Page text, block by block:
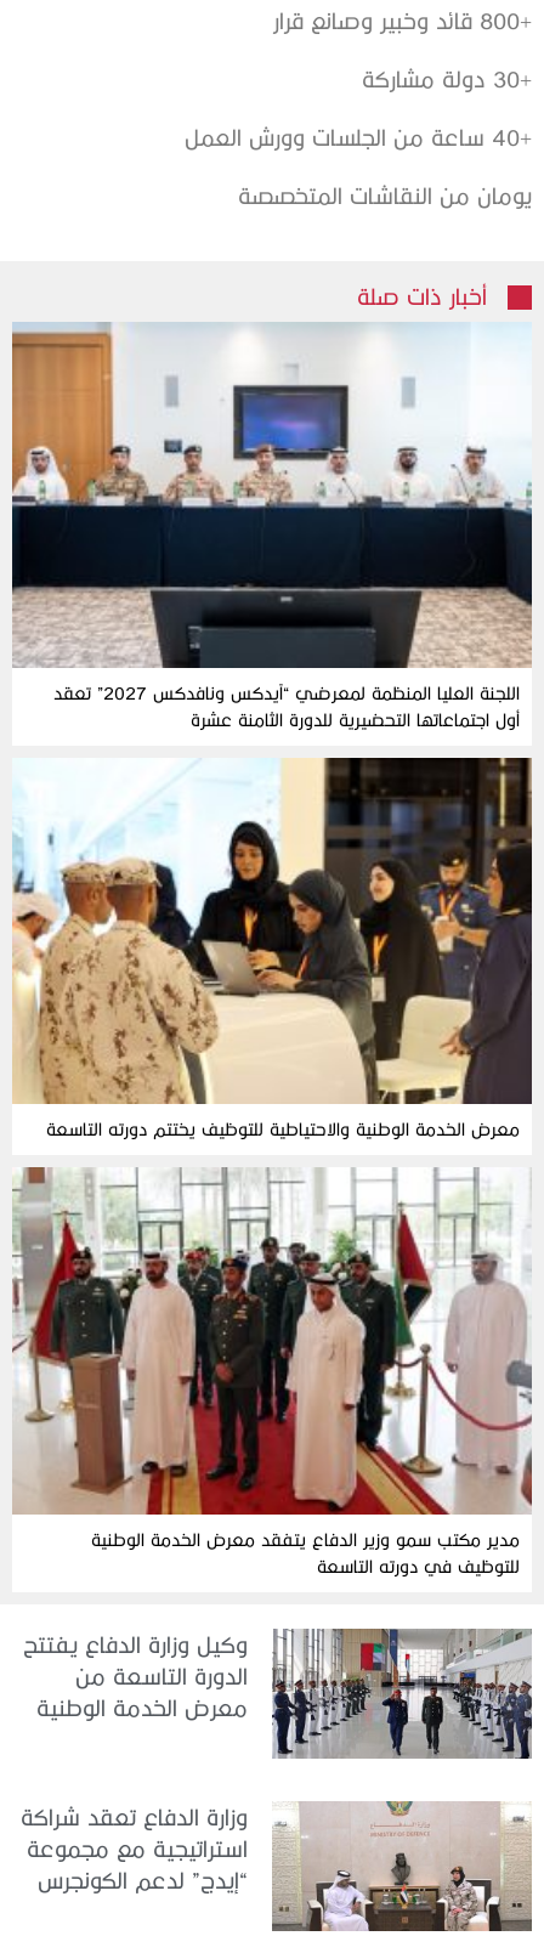
+800 قائد وخبير وصانع قرار
+30 دولة مشاركة
+40 ساعة من الجلسات وورش العمل
يومان من النقاشات المتخصصة
أخبار ذات صلة
اللجنة العليا المنظمة لمعرضي “آيدكس ونافدكس 2027” تعقد
أول اجتماعاتها التحضيرية للدورة الثامنة عشرة
معرض الخدمة الوطنية والاحتياطية للتوظيف يختتم دورته التاسعة
مدير مكتب سمو وزير الدفاع يتفقد معرض الخدمة الوطنية
للتوظيف في دورته التاسعة
وكيل وزارة الدفاع يفتتح
الدورة التاسعة من
معرض الخدمة الوطنية
وزارة الدفاع تعقد شراكة
استراتيجية مع مجموعة
“إيدج” لدعم الكونجرس